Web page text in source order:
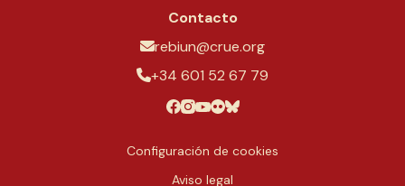
Contacto
rebiun@crue.org
+34 601 52 67 79
Configuración de cookies
Aviso legal